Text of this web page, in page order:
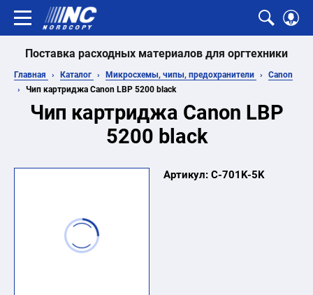
Поставка расходных материалов для оргтехники
Главная Каталог Микросхемы, чипы, предохранители
Canon
Чип картриджа Canon LBP 5200 black
Чип картриджа Canon LBP
5200 black
Артикул: C-701K-5K